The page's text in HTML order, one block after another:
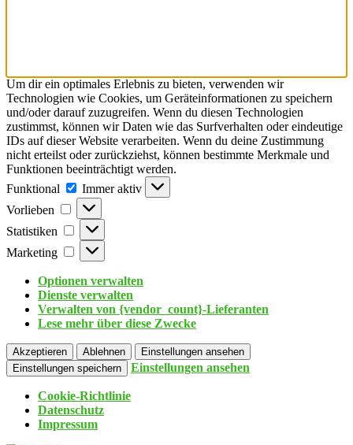
Um dir ein optimales Erlebnis zu bieten, verwenden wir
Technologien wie Cookies, um Geräteinformationen zu speichern
und/oder darauf zuzugreifen. Wenn du diesen Technologien
zustimmst, können wir Daten wie das Surfverhalten oder eindeutige
IDs auf dieser Website verarbeiten. Wenn du deine Zustimmung
nicht erteilst oder zurückziehst, können bestimmte Merkmale und
Funktionen beeinträchtigt werden.
Funktional
Immer aktiv
Vorlieben
Statistiken
Marketing
Optionen verwalten
Dienste verwalten
Verwalten von {vendor_count}-Lieferanten
Lese mehr über diese Zwecke
Akzeptieren Ablehnen
Einstellungen ansehen
Einstellungen speichern
Einstellungen ansehen
Cookie-Richtlinie
Datenschutz
Impressum